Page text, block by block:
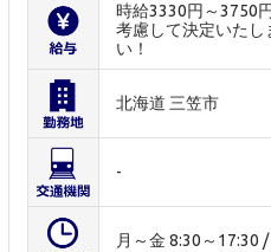
時給3330円～3750
考慮して決定いたし
い！
北海道 三笠市
-
月～金 8:30～17:30